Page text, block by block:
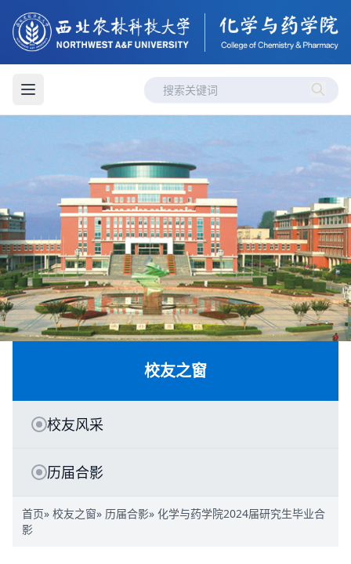
校友之窗
校友风采
历届合影
首页» 校友之窗» 历届合影» 化学与药学院2024届研究生毕业合
影